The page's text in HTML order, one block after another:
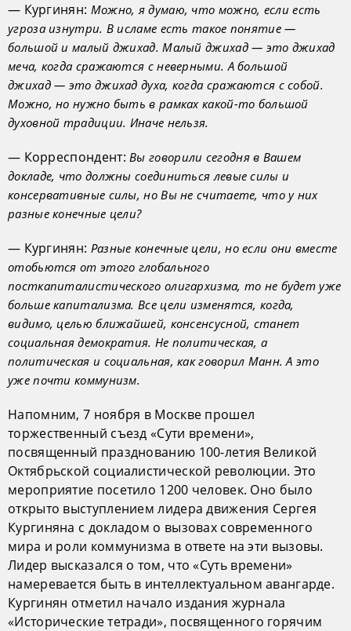
— Кургинян: Можно, я думаю, что можно, если есть
угроза изнутри. В исламе есть такое понятие —
большой и малый джихад. Малый джихад — это джихад
меча, когда сражаются с неверными. А большой
джихад — это джихад духа, когда сражаются с собой.
Можно, но нужно быть в рамках какой-то большой
духовной традиции. Иначе нельзя.
— Корреспондент:Вы говорили сегодня в Вашем
докладе, что должны соединиться левые силы и
консервативные силы, но Вы не считаете, что у них
разные конечные цели?
— Кургинян: Разные конечные цели, но если они вместе
отобьются от этого глобального
посткапиталистического олигархизма, то не будет уже
больше капитализма. Все цели изменятся, когда,
видимо, целью ближайшей, консенсусной, станет
социальная демократия. Не политическая, а
политическая и социальная, как говорил Манн. А это
уже почти коммунизм.
Напомним, 7 ноября в Москве прошел
торжественный съезд «Сути времени»,
посвященный празднованию 100-летия Великой
Октябрьской социалистической революции. Это
мероприятие посетило 1200 человек. Оно было
открыто выступлением лидера движения Сергея
Кургиняна с докладом о вызовах современного
мира и роли коммунизма в ответе на эти вызовы.
Лидер высказался о том, что «Суть времени»
намеревается быть в интеллектуальном авангарде.
Кургинян отметил начало издания журнала
«Исторические тетради», посвященного горячим